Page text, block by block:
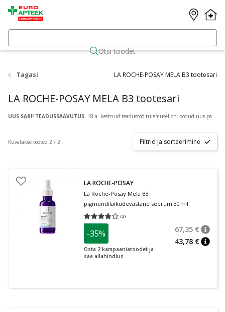
Otsi toodet
Tagasi LA ROCHE-POSAY MELA B3 tootesari
LA ROCHE-POSAY MELA B3 tootesari
UUS SARI! TEADUSSAAVUTUS. 18 a. kestnud teadustöö tulemusel on loodud uus patenditud aktiivkoostisaine
Kuvatakse tooted 2 / 2 Filtrid ja sorteerimine
LA ROCHE-POSAY
La Roche-Posay Mela B3
pigmendilaikudevastane seerum 30 ml
(3)
Keskmine hinnang 3.67
-35%
Osta 2 kampaaniatoodet ja
saa allahindlus
67,35 €
43,78 €